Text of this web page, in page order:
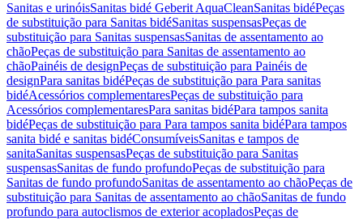
Sanitas e urinóisSanitas bidé Geberit AquaCleanSanitas bidéPeças
de substituição para Sanitas bidéSanitas suspensasPeças de
substituição para Sanitas suspensasSanitas de assentamento ao
chãoPeças de substituição para Sanitas de assentamento ao
chãoPainéis de designPeças de substituição para Painéis de
designPara sanitas bidéPeças de substituição para Para sanitas
bidéAcessórios complementaresPeças de substituição para
Acessórios complementaresPara sanitas bidéPara tampos sanita
bidéPeças de substituição para Para tampos sanita bidéPara tampos
sanita bidé e sanitas bidéConsumíveisSanitas e tampos de
sanitaSanitas suspensasPeças de substituição para Sanitas
suspensasSanitas de fundo profundoPeças de substituição para
Sanitas de fundo profundoSanitas de assentamento ao chãoPeças de
substituição para Sanitas de assentamento ao chãoSanitas de fundo
profundo para autoclismos de exterior acopladosPeças de